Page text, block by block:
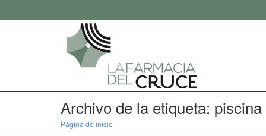
Archivo de la etiqueta: piscina
Página de inicio